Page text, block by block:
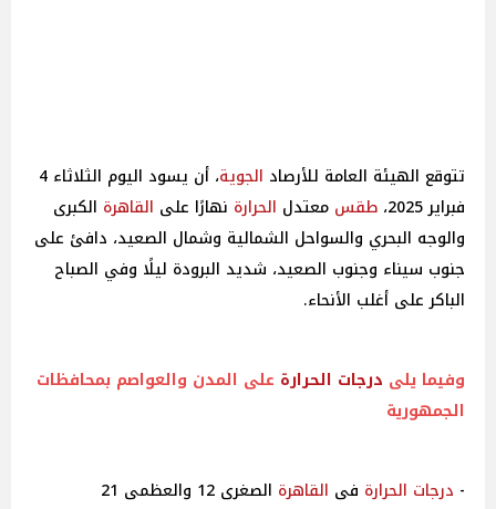
تتوقع الهيئة العامة للأرصاد الجوية
، أن يسود اليوم الثلاثاء 4
فبراير 2025،
طقس معتدل الحرارة نهارًا على القاهرة الكبرى
والوجه البحري والسواحل الشمالية وشمال الصعيد، دافئ على
جنوب سيناء وجنوب الصعيد، شديد البرودة ليلًا وفي الصباح
الباكر على أغلب الأنحاء.
وفيما يلى درجات الحرارة على المدن والعواصم بمحافظات
الجمهورية
- درجات الحرارة فى القاهرة الصغرى 12 والعظمى 21